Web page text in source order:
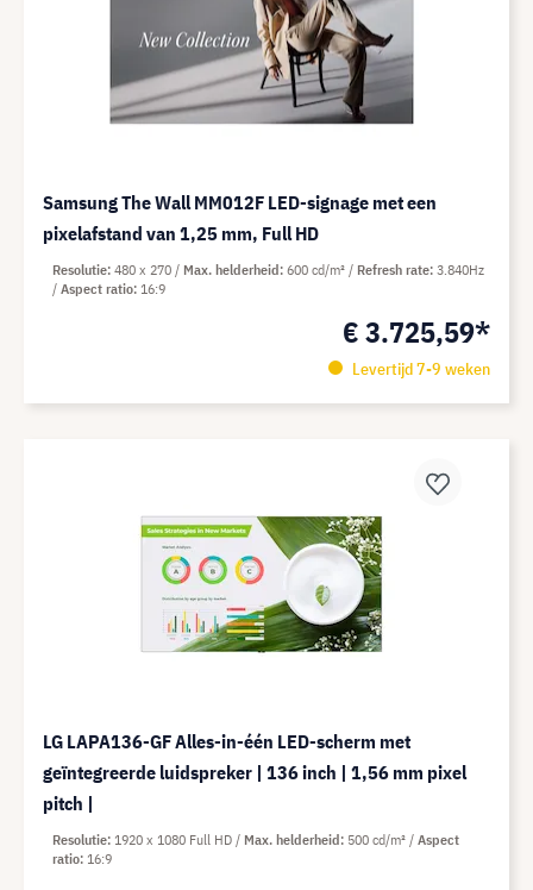
Samsung The Wall MM012F LED-signage met een
pixelafstand van 1,25 mm, Full HD
€ 3.725,59*
Levertijd 7-9 weken
Resolutie 480 x 270 Max. helderheid 600 cd/m² Refresh rate 3.840Hz
Aspect ratio 16:9
LG LAPA136-GF Alles-in-één LED-scherm met
geïntegreerde luidspreker | 136 inch | 1,56 mm pixel
pitch |
Resolutie 1920 x 1080 Full HD Max. helderheid 500 cd/m²
Aspect
ratio 16:9